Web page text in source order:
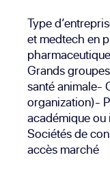
Type
et medtech en
Grands
santé animale-
organization)-
académique
Sociétés de
accès marché